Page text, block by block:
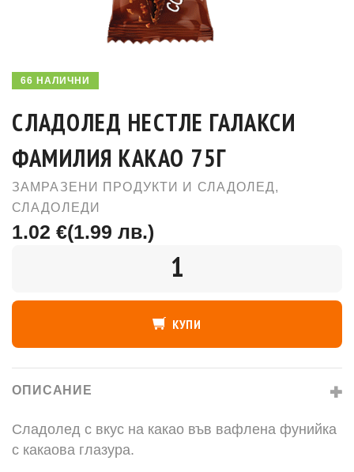
66 НАЛИЧНИ
СЛАДОЛЕД НЕСТЛЕ ГАЛАКСИ
ФАМИЛИЯ КАКАО 75Г
ЗАМРАЗЕНИ ПРОДУКТИ И СЛАДОЛЕД,
СЛАДОЛЕДИ
1.02 €(1.99 лв.)
КУПИ
ОПИСАНИЕ
Сладолед с вкус на какао във вафлена фунийка
с какаова глазура.